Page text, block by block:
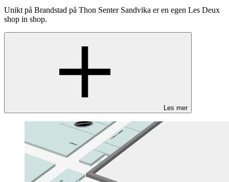
Unikt på Brandstad på Thon Senter Sandvika er en egen Les Deux
shop in shop.
Les mer